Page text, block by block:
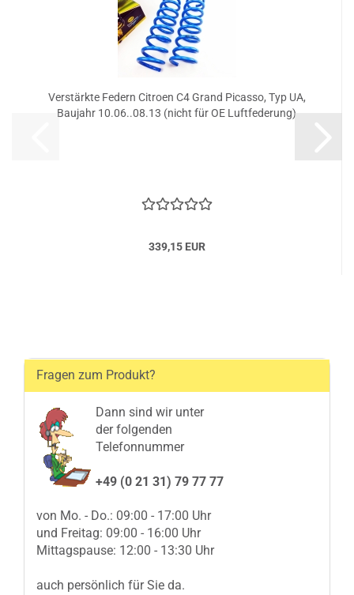
Verstärkte Federn Citroen C4 Grand Picasso, Typ UA,
Baujahr 10.06..08.13 (nicht für OE Luftfederung)
339,15 EUR
Fragen zum Produkt?
Dann sind wir unter
der folgenden
Telefonnummer
+49 (0 21 31) 79 77 77
von Mo. - Do.: 09:00 - 17:00 Uhr
und Freitag: 09:00 - 16:00 Uhr
Mittagspause: 12:00 - 13:30 Uhr
auch persönlich für Sie da.